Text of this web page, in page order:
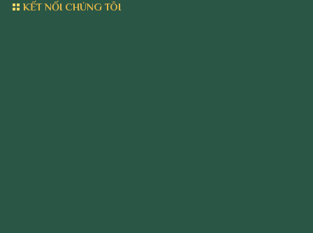
KẾT NỐI CHÚNG TÔI